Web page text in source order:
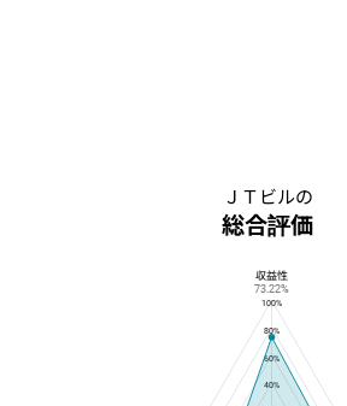
ＪＴビルの
総合評価
ＪＴビルの総合評価
100%
80%
60%
40%
収益性
73.22%